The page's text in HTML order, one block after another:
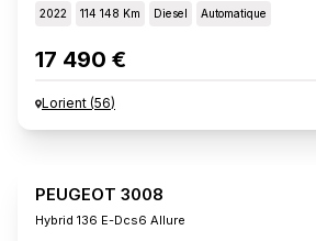
2022 114 148 Km Diesel Automatique
17 490 €
Lorient (56)
PEUGEOT 3008
Hybrid 136 E-Dcs6 Allure